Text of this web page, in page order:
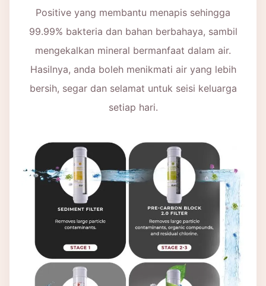
Positive yang membantu menapis sehingga
99.99% bakteria dan bahan berbahaya, sambil
mengekalkan mineral bermanfaat dalam air.
Hasilnya, anda boleh menikmati air yang lebih
bersih, segar dan selamat untuk seisi keluarga
setiap hari.